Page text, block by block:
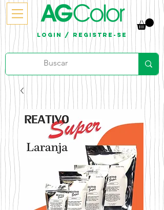
Login / Registre-se